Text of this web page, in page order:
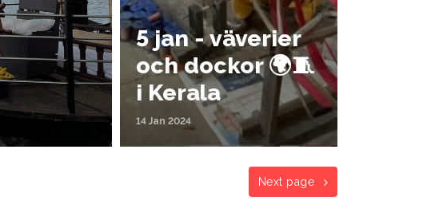
5 jan - väverier
och dockor 🌍🧵
i Kerala
14 Jan 2024
Next page